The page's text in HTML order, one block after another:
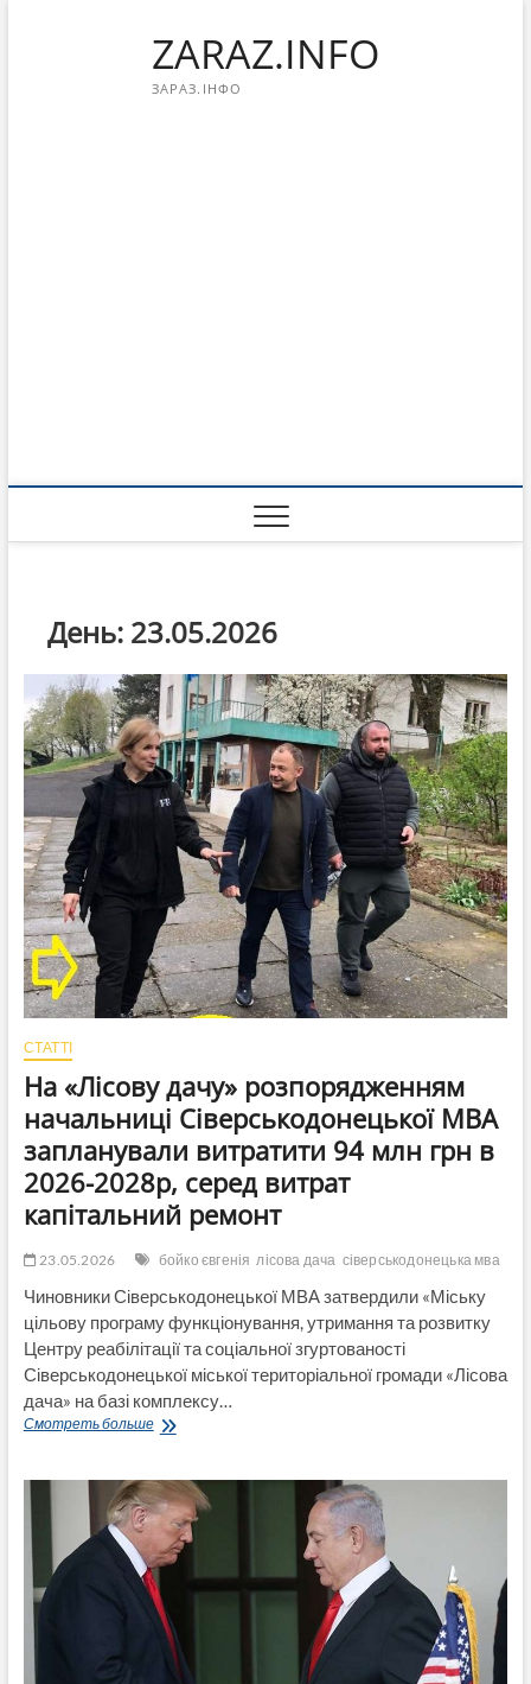
ZARAZ.INFO
ЗАРАЗ.ІНФО
День: 23.05.2026
СТАТТІ
На «Лісову дачу» розпорядженням
начальниці Сіверськодонецької МВА
запланували витратити 94 млн грн в
2026-2028р, серед витрат
капітальний ремонт
23.05.2026 бойко євгенія лісова дача сіверськодонецька мва
Чиновники Сіверськодонецької МВА затвердили «Міську
цільову програму функціонування, утримання та розвитку
Центру реабілітації та соціальної згуртованості
Сіверськодонецької міської територіальної громади «Лісова
дача» на базі комплексу…
Смотреть большеНа
розпорядженням
начальниці
Сіверськодонецької
МВА
запланували
витратити
94
млн
грн